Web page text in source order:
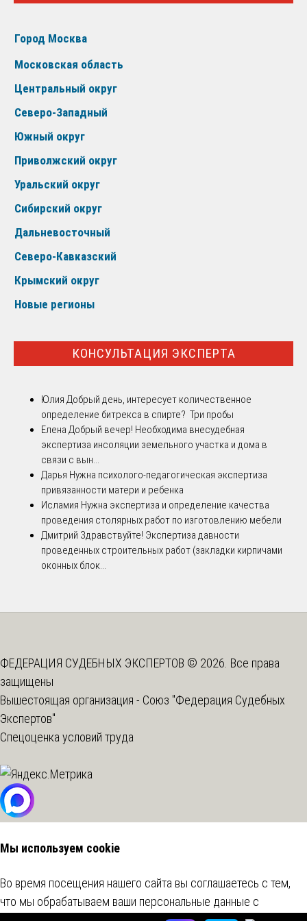
Город Москва
Московская область
Центральный округ
Северо-Западный
Южный округ
Приволжский округ
Уральский округ
Сибирский округ
Дальневосточный
Северо-Кавказский
Крымский округ
Новые регионы
КОНСУЛЬТАЦИЯ ЭКСПЕРТА
Юлия Добрый день, интересует количественное
определение битрекса в спирте? Три пробы
Елена Добрый вечер! Необходима внесудебная
экспертиза инсоляции земельного участка и дома в
связи с вын...
Дарья Нужна психолого-педагогическая экспертиза
привязанности матери и ребенка
Исламия Нужна экспертиза и определение качества
проведения столярных работ по изготовлению мебели
Дмитрий Здравствуйте! Экспертиза давности
проведенных строительных работ (закладки кирпичами
оконных блок...
ФЕДЕРАЦИЯ СУДЕБНЫХ ЭКСПЕРТОВ © 2026. Все права
защищены
Вышестоящая организация - Союз "Федерация Судебных
Экспертов"
Спецоценка условий труда
Мы используем cookie
Во время посещения нашего сайта вы соглашаетесь с тем,
что мы обрабатываем ваши персональные данные с